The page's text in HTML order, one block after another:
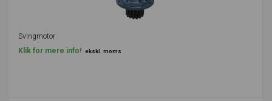
Svingmotor
Klik for mere info! ekskl. moms